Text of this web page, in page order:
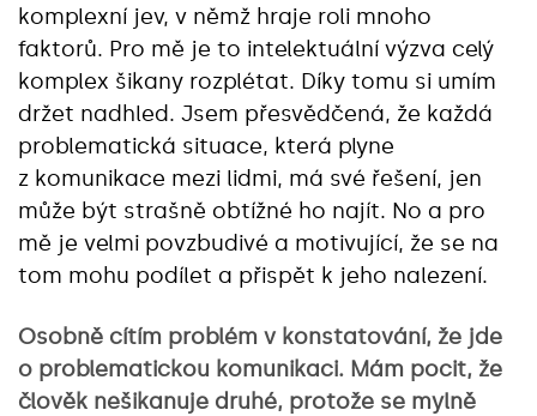
komplexní jev, v němž hraje roli mnoho
faktorů. Pro mě je to intelektuální výzva celý
komplex šikany rozplétat. Díky tomu si umím
držet nadhled. Jsem přesvědčená, že každá
problematická situace, která plyne
z komunikace mezi lidmi, má své řešení, jen
může být strašně obtížné ho najít. No a pro
mě je velmi povzbudivé a motivující, že se na
tom mohu podílet a přispět k jeho nalezení.
Osobně cítím problém v konstatování, že jde
o problematickou komunikaci. Mám pocit, že
člověk nešikanuje druhé, protože se mylně